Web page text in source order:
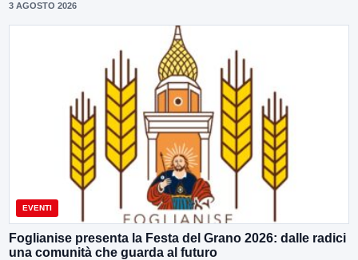
3 AGOSTO 2026
EVENTI
Foglianise presenta la Festa del Grano 2026: dalle radici
una comunità che guarda al futuro